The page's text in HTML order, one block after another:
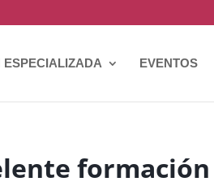
ESPECIALIZADA EVENTOS
formación